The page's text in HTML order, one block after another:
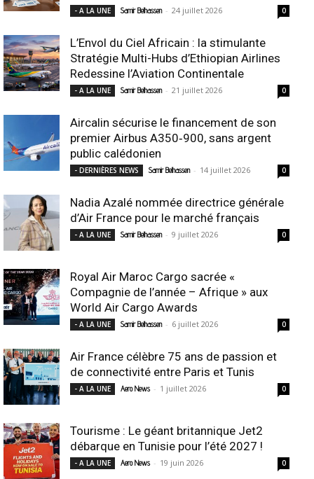
- A LA UNE Samir Belhassen - 24 juillet 2026 0
L’Envol du Ciel Africain : la stimulante
Stratégie Multi-Hubs d’Ethiopian Airlines
Redessine l’Aviation Continentale
- A LA UNE Samir Belhassen - 21 juillet 2026 0
Aircalin sécurise le financement de son
premier Airbus A350‑900, sans argent
public calédonien
- DERNIÈRES NEWS Samir Belhassen - 14 juillet 2026 0
Nadia Azalé nommée directrice générale
d’Air France pour le marché français
- A LA UNE Samir Belhassen - 9 juillet 2026 0
Royal Air Maroc Cargo sacrée «
Compagnie de l’année – Afrique » aux
World Air Cargo Awards
- A LA UNE Samir Belhassen - 6 juillet 2026 0
Air France célèbre 75 ans de passion et
de connectivité entre Paris et Tunis
- A LA UNE Aero News - 1 juillet 2026 0
Tourisme : Le géant britannique Jet2
débarque en Tunisie pour l’été 2027 !
- A LA UNE Aero News - 19 juin 2026 0